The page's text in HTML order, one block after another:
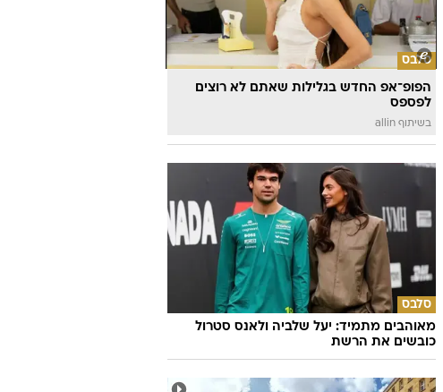
סלבס
הפופ־אפ החדש בגלילות שאתם לא רוצים
לפספס
בשיתוף allin
סלבס
מאוהבים מתמיד: יעל שלביה ולאנס סטרול
כובשים את הרשת